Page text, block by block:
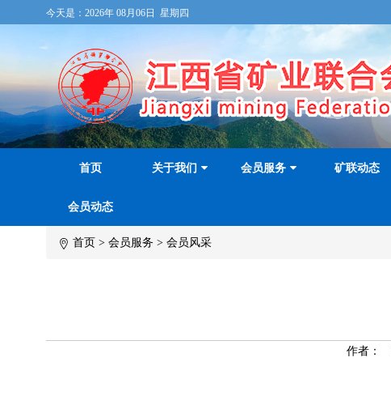
今天是： 2026年 08月06日 星期四
首页 关于我们 会员服务 矿联动态
会员动态
首页 > 会员服务 > 会员风采
作者：